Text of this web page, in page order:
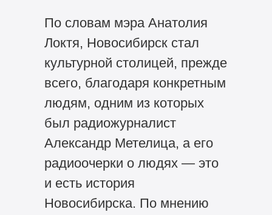
По словам мэра Анатолия
Локтя, Новосибирск стал
культурной столицей, прежде
всего, благодаря конкретным
людям, одним из которых
был радиожурналист
Александр Метелица, а его
радиоочерки о людях — это
и есть история
Новосибирска. По мнению